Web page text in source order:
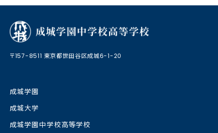
〒157-8511 東京都世田谷区成城6-1-20
成城学園
成城大学
成城学園中学校⾼等学校